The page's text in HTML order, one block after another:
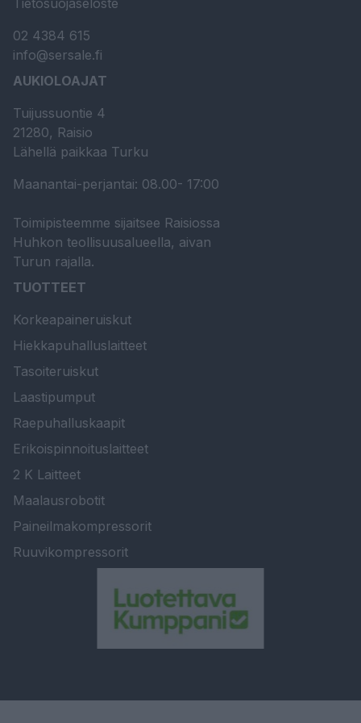
Tietosuojaseloste
02 4384 615
info@sersale.fi
AUKIOLOAJAT
Tuijussuontie 4
21280, Raisio
Lähellä paikkaa Turku
Maanantai-perjantai: 08.00- 17:00
Toimipisteemme sijaitsee Raisiossa
Huhkon teollisuusalueella, aivan
Turun rajalla.
TUOTTEET
Korkeapaineruiskut
Hiekkapuhalluslaitteet
Tasoiteruiskut
Laastipumput
Raepuhalluskaapit
Erikoispinnoituslaitteet
2 K Laitteet
Maalausrobotit
Paineilmakompressorit
Ruuvikompressorit